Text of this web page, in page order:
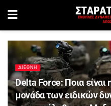
ΔΙΕΘΝΗ
Delta Force: Ποια είναι
μονάδα των ειδικών